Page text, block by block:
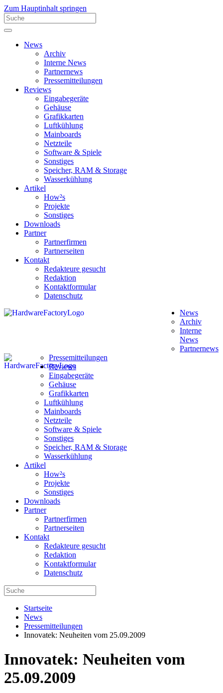
Zum Hauptinhalt springen
News
Archiv
Interne News
Partnernews
Pressemitteilungen
Reviews
Eingabegeräte
Gehäuse
Grafikkarten
Luftkühlung
Mainboards
Netzteile
Software & Spiele
Sonstiges
Speicher, RAM & Storage
Wasserkühlung
Artikel
How²s
Projekte
Sonstiges
Downloads
Partner
Partnerfirmen
Partnerseiten
Kontakt
Redakteure gesucht
Redaktion
Kontaktformular
Datenschutz
News
Archiv
Interne
News
Partnernews
Pressemitteilungen
Reviews
Eingabegeräte
Gehäuse
Grafikkarten
Luftkühlung
Mainboards
Netzteile
Software & Spiele
Sonstiges
Speicher, RAM & Storage
Wasserkühlung
Artikel
How²s
Projekte
Sonstiges
Downloads
Partner
Partnerfirmen
Partnerseiten
Kontakt
Redakteure gesucht
Redaktion
Kontaktformular
Datenschutz
Startseite
News
Pressemitteilungen
Innovatek: Neuheiten vom 25.09.2009
Innovatek: Neuheiten vom
25.09.2009